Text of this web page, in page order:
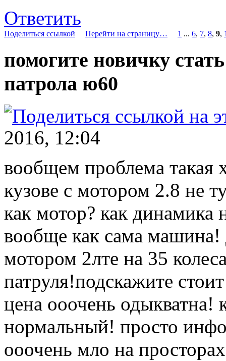
Ответить
Поделиться ссылкой Перейти на страницу… 1 ... 6, 7, 8, 9,
помогите новичку
патрола ю60
2016, 12:04
вообщем проблема такая
кузове с мотором 2.8 не
как мотор? как динамика
вообще как сама машина!
мотором 2лте на 35
патруля!подскажите
цена ооочень одыкватна!
нормальный! просто
ооочень мло на